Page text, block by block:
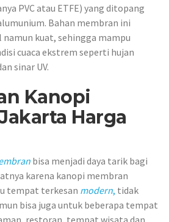
PVC atau ETFE) yang ditopang
Bahan membran ini
kuat, sehingga mampu
cuaca ekstrem seperti hujan
sinar UV.
Kanopi
Harga
bisa menjadi daya tarik bagi
karena kanopi membran
tempat terkesan modern, tidak
bisa juga untuk beberapa tempat
restoran, tempat wisata dan